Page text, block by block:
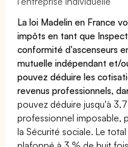
La loi Madelin en France
impôts en tant que
conformité d'ascenseurs
mutuelle indépendant et/
pouvez déduire les
revenus professionnels,
pouvez déduire jusqu'à
professionnel imposable,
la Sécurité sociale. Le